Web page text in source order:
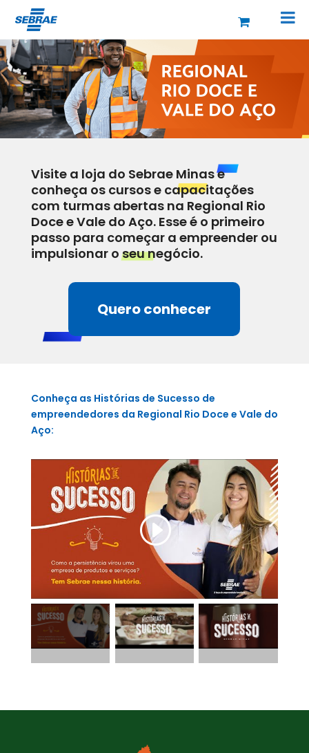
Visite a loja do Sebrae Minas e
conheça os cursos e capacitações
com turmas abertas na Regional Rio
Doce e Vale do Aço. Esse é o primeiro
passo para começar a empreender ou
impulsionar o seu negócio.
Quero conhecer
Conheça as Histórias de Sucesso de
empreendedores da Regional Rio Doce e Vale do
Aço: